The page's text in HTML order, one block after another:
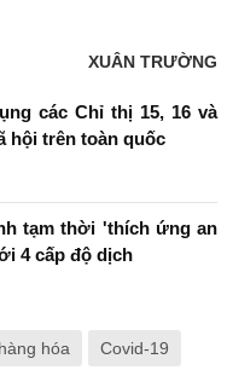
XUÂN TRƯỜNG
các Chỉ thị 15, 16 và
hội trên toàn quốc
tạm thời 'thích ứng an
4 cấp độ dịch
hóa Covid-19